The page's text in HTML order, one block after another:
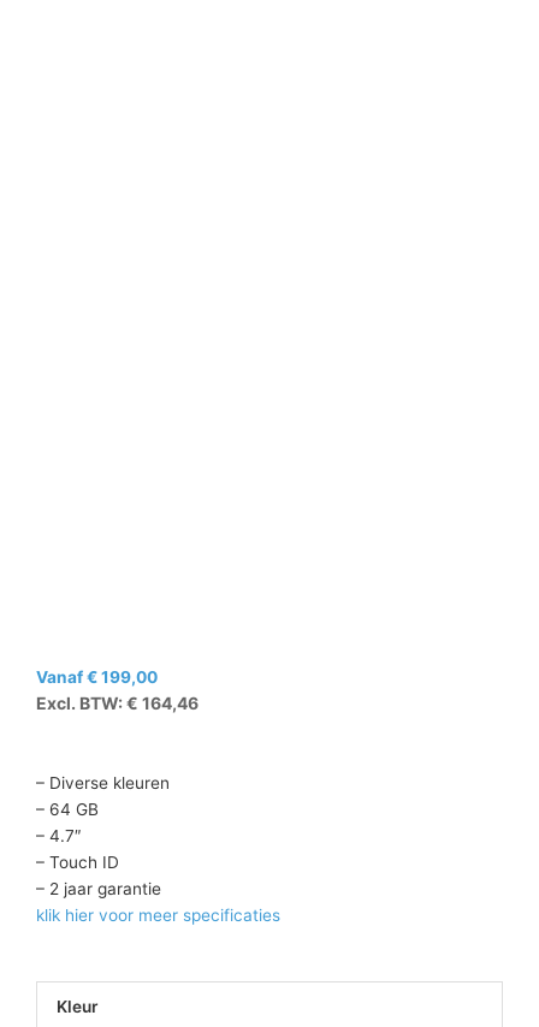
Vanaf€199,00
Excl. BTW: € 164,46
– Diverse kleuren
– 64 GB
– 4.7″
– Touch ID
– 2 jaar garantie
klik hier voor meer specificaties
Kleur